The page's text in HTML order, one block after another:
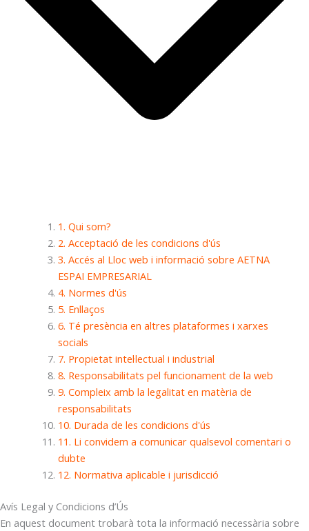
1. Qui som?
2. Acceptació de les condicions d'ús
3. Accés al Lloc web i informació sobre AETNA
ESPAI EMPRESARIAL
4. Normes d'ús
5. Enllaços
6. Té presència en altres plataformes i xarxes
socials
7. Propietat intel·lectual i industrial
8. Responsabilitats pel funcionament de la web
9. Compleix amb la legalitat en matèria de
responsabilitats
10. Durada de les condicions d'ús
11. Li convidem a comunicar qualsevol comentari o
dubte
12. Normativa aplicable i jurisdicció
Avís Legal y Condicions d’Ús
En aquest document trobarà tota la informació necessària sobre